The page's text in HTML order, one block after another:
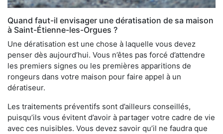
Quand faut-il envisager une dératisation de sa maison
à Saint-Étienne-les-Orgues ?
Une dératisation est une chose à laquelle vous devez
penser dès aujourd’hui. Vous n’êtes pas forcé d’attendre
les premiers signes ou les premières apparitions de
rongeurs dans votre maison pour faire appel à un
dératiseur.
Les traitements préventifs sont d’ailleurs conseillés,
puisqu’ils vous évitent d’avoir à partager votre cadre de vie
avec ces nuisibles. Vous devez savoir qu’il ne faudra que